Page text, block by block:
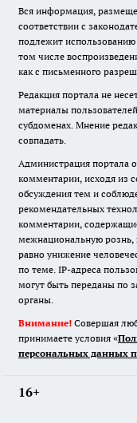
Вся информация,
соответствии с
подлежит
том числе
как с письменного
Редакция портала не
материалы
субдоменах. Мнение
совпадать.
Администрация портала
комментарии, исходя из
обсуждения тем и
рекомендательных
комментарии,
межнациональную рознь,
равно унижение
по теме. IP-адреса
могут быть переданы по
органы.
Внимание! Совершая
принимаете условия «
персональных данных
16+